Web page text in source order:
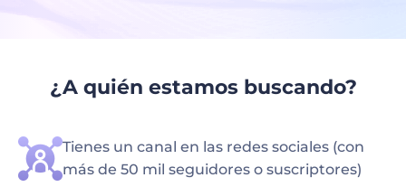
¿A quién estamos buscando?
Tienes un canal en las redes sociales (con
más de 50 mil seguidores o suscriptores)